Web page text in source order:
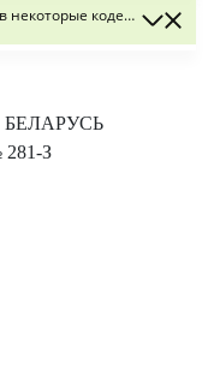
кодексы
З